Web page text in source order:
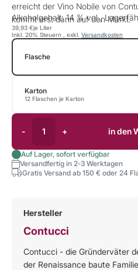
erreicht der Vino Nobile von
kommt erst dann auf den Markt.
Alkoholgehalt: 14 % vol.,
je Liter
39,93 €
Inkl. 20% Steuern , exkl. Versandkosten
Flasche
Karton
12 Flaschen je Karton
- + in den
Auf Lager, sofort verfügbar
Versandfertig in 2-3 Werktagen
Gratis Versand ab 150 € oder 24
Hersteller
Contucci
Contucci - die Gründerväter
der Renaissance baute